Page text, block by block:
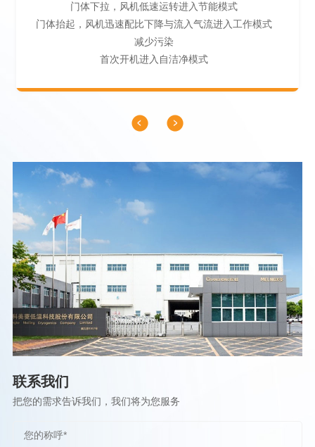
门体下拉，风机低速运转进入节能模式
门体抬起，风机迅速配比下降与流入气流进入工作模式
减少污染
首次开机进入自洁净模式
联系我们
把您的需求告诉我们，我们将为您服务